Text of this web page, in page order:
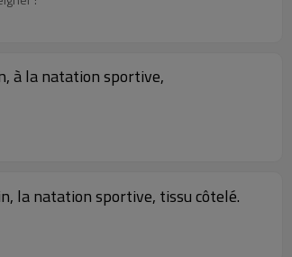
à la natation sportive,
la natation sportive, tissu côtelé.